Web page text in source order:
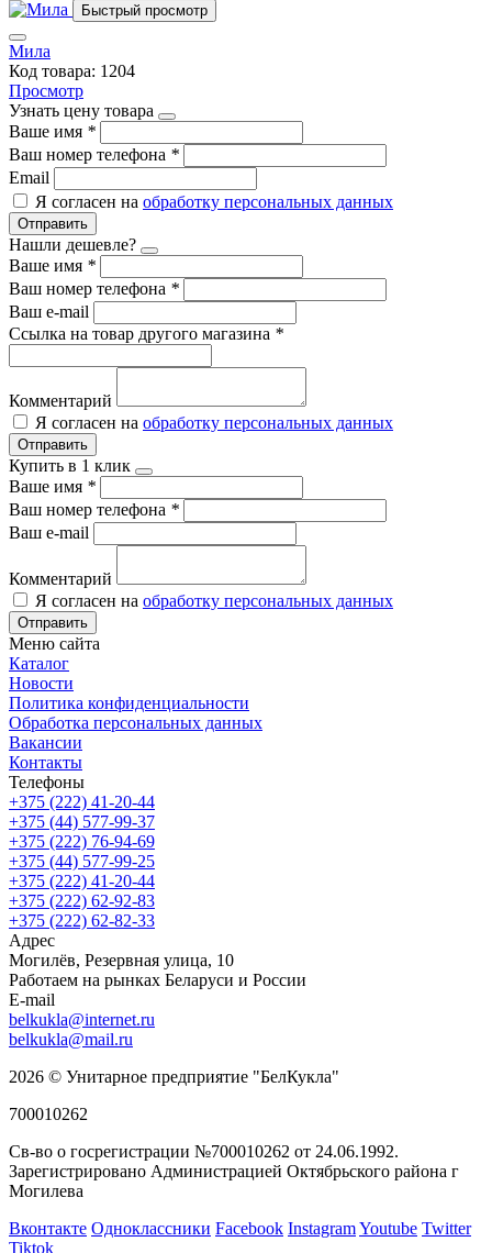
Быстрый просмотр
Мила
Код товара: 1204
Просмотр
Узнать цену товара
Ваше имя *
Ваш номер телефона *
Email
Я согласен на обработку персональных данных
Отправить
Нашли дешевле?
Ваше имя *
Ваш номер телефона *
Ваш e-mail
Ссылка на товар другого магазина *
Комментарий
Я согласен на обработку персональных данных
Отправить
Купить в 1 клик
Ваше имя *
Ваш номер телефона *
Ваш e-mail
Комментарий
Я согласен на обработку персональных данных
Отправить
Меню сайта
Каталог
Новости
Политика конфиденциальности
Обработка персональных данных
Вакансии
Контакты
Телефоны
+375 (222) 41-20-44
+375 (44) 577-99-37
+375 (222) 76-94-69
+375 (44) 577-99-25
+375 (222) 41-20-44
+375 (222) 62-92-83
+375 (222) 62-82-33
Адрес
Могилёв, Резервная улица, 10
Работаем на рынках Беларуси и России
E-mail
belkukla@internet.ru
belkukla@mail.ru
2026 © Унитарное предприятие "БелКукла"
700010262
Св-во о госрегистрации №700010262 от 24.06.1992.
Зарегистрировано Администрацией Октябрьского района г
Могилева
Вконтакте Одноклассники Facebook InstagramYoutube Twitter
Tiktok